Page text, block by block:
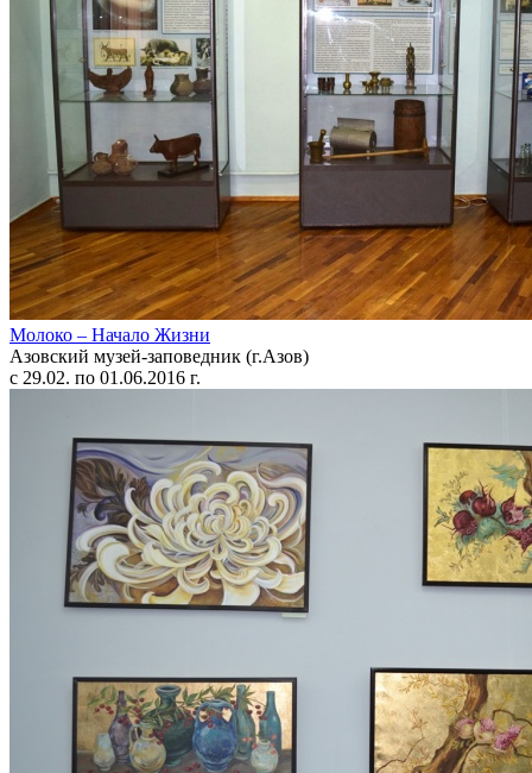
Молоко – Начало Жизни
Азовский музей-заповедник (г.Азов)
с 29.02. по 01.06.2016 г.